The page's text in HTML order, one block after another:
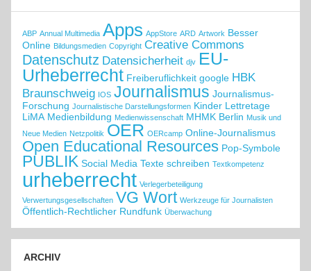
ABP Annual Multimedia Apps AppStore ARD Artwork Besser
Online Bildungsmedien Copyright Creative Commons
Datenschutz Datensicherheit djv EU-
Urheberrecht Freiberuflichkeit google HBK
Braunschweig IOS Journalismus Journalismus-
Forschung Journalistische Darstellungsformen Kinder Lettretage
LiMA Medienbildung Medienwissenschaft MHMK Berlin Musik und
Neue Medien Netzpolitik OER OERcamp Online-Journalismus
Open Educational Resources Pop-Symbole
PUBLIK Social Media Texte schreiben Textkompetenz
urheberrecht Verlegerbeteiligung
Verwertungsgesellschaften VG Wort Werkzeuge für Journalisten
Öffentlich-Rechtlicher Rundfunk Überwachung
ARCHIV